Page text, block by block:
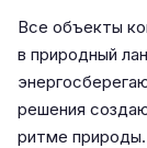
Все объекты
в природный
решения
ритме природы.